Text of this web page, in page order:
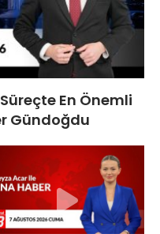
En Önemli
Gündoğdu